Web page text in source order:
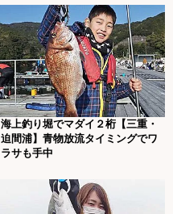
海上釣り堀でマダイ２桁【三重・
迫間浦】青物放流タイミングでワ
ラサも手中